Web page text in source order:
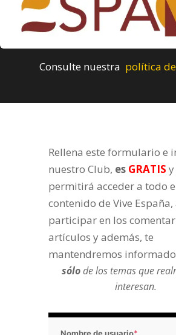
Consulte nuestra política
Rellena este formulario e
nuestro Club, es GRATIS
permitirá acceder a todo
contenido de Vive España,
participar en los
artículos y además, te
mantendremos informado
sólode los temas que
interesan.
Nombre de usuario*